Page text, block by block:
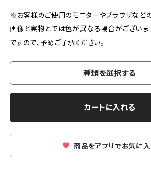
※お客様のご使用のモニターやブラウザなど
画像と実物とでは色が異なる場合がございま
ですので、予めご了承ください。
種類を選択する
カートに入れる
商品をアプリでお気に入